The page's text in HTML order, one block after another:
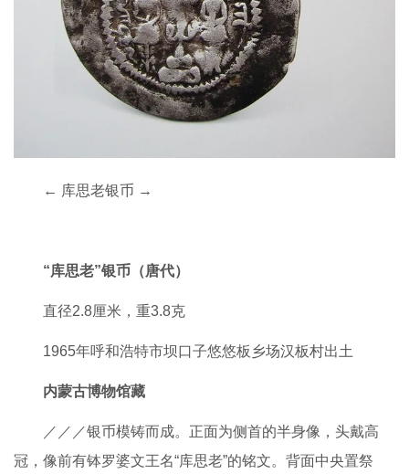
← 库思老银币 →
“库思老”银币（唐代）
直径2.8厘米，重3.8克
1965年呼和浩特市坝口子悠悠板乡场汉板村出土
内蒙古博物馆藏
／／／银币模铸而成。正面为侧首的半身像，头戴高
冠，像前有钵罗婆文王名“库思老”的铭文。背面中央置祭